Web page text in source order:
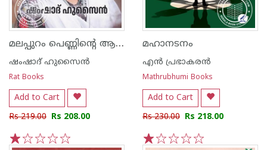
മലപ്പുറം പെണ്ണിന്റെ ആത്മകഥ
ഷംഷാദ് ഹുസൈൻ
Rat Books
Add to Cart
Rs 219.00 Rs 208.00
മഹാനടനം
എന്‍ പ്രഭാകരന്‍
Mathrubhumi Books
Add to Cart
Rs 230.00 Rs 218.00